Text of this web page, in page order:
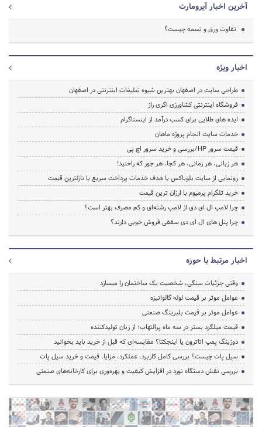
آخرین اخبار آیرومارت
تفاوت ورق و تسمه چیست؟
اخبار ویژه
طراحی سایت در اصفهان بهترین شیوه تبلیغات اینترنتی در اصفهان
فروشگاه اینترنتی کشاورزی اگری راز
ایده های طلایی برای کسب درآمد از اینستاگرام
خدمات سایت انجام پروژه ماهان
قیمت سرور HP/بررسی و خرید سرور اچ پی
هر زبانی، هر زمانی، هر کجا، هر جور که راحتید!
رونمایی از سایت بلوباکس با هدف خدمات پرداخت سریع با نازلترین قیمت
خرید تلگرام پرمیوم با ارزان ترین قیمت
چرا لامپ ال ای دی از لامپ رشته‌ای و کم مصرف بهتر است؟
چرا پنل های ال ای دی سقفی فروش خوبی دارند؟
اخبار مرتبط با حوزه
وقتی جزئیات سنگی، شخصیت یک ساختمان را میسازد
عوامل موثر بر قیمت لوله گالوانیزه
عوامل موثر بر قیمت بلبرینگ صنعتی
قیمت میلگرد بستر در سه ماه پرالتهاب؛ از زبان تولیدکننده
دوزینگ پمپ اتاترون یا اینجکتا؟ مقایسه‌ای که قبل از خرید باید بخوانید
سیل پات چیست؟ بررسی کامل کاربرد، عملکرد، مزایا، قیمت و خرید سیل پات
بررسی نقش دستگاه نورد در افزایش کیفیت و بهره‌وری برای کارخانه‌های صنعتی